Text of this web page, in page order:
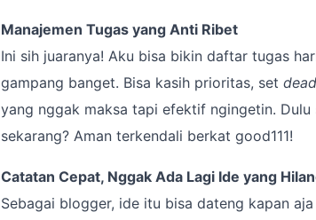
Manajemen Tugas yang Anti Ribet
Ini sih juaranya! Aku bisa bikin daftar tugas
gampang banget. Bisa kasih prioritas, set
yang nggak maksa tapi efektif ngingetin.
sekarang? Aman terkendali berkat good111!
Catatan Cepat, Nggak Ada Lagi Ide yang
Sebagai blogger, ide itu bisa dateng kapan